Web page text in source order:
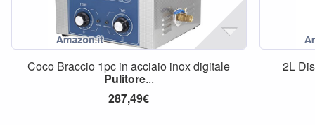
Coco Braccio 1pc in acciaio inox digitale
Pulitore...
287,49€
2L